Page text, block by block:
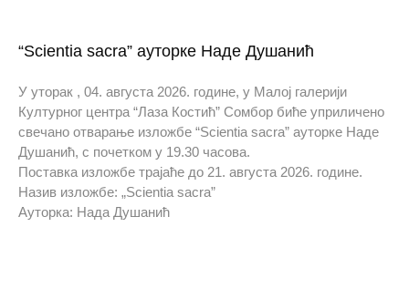
“Scientia sacra” ауторке Наде Душанић
У уторак , 04. августа 2026. године, у Малој галерији
Културног центра “Лаза Костић” Сомбор биће уприличено
свечано отварање изложбе “Scientia sacra” ауторке Наде
Душанић, с почетком у 19.30 часова.
Поставка изложбе трајаће до 21. августа 2026. године.
Назив изложбе: „Scientia sacra”
Ауторка: Нада Душанић